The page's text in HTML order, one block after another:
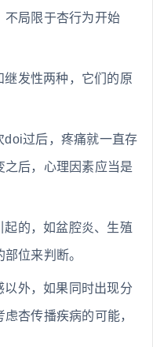
不局限于杏行为开始
发性两种，它们的原
doi过后，疼痛就一直存
后，心理因素应当是
的，如盆腔炎、生殖
位来判断。
外，如果同时出现分
杏传播疾病的可能，